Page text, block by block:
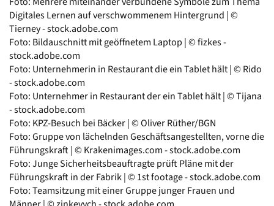
Digitales Lernen auf verschwommenem Hintergrund | ©
Tierney - stock.adobe.com
Foto: Bildauschnitt mit geöffnetem Laptop | © fizkes -
stock.adobe.com
Foto: Unternehmerin in Restaurant die ein Tablet hält | © Rido
- stock.adobe.com
Foto: Unternehmer in Restaurant der ein Tablet hält | © Tijana
- stock.adobe.com
Foto: KPZ-Besuch bei Bäcker | © Oliver Rüther/BGN
Foto: Gruppe von lächelnden Geschäftsangestellten, vorne die
Führungskraft | © Krakenimages.com - stock.adobe.com
Foto: Junge Sicherheitsbeauftragte prüft Pläne mit der
Führungskraft in der Fabrik | © 1st footage - stock.adobe.com
Foto: Teamsitzung mit einer Gruppe junger Frauen und